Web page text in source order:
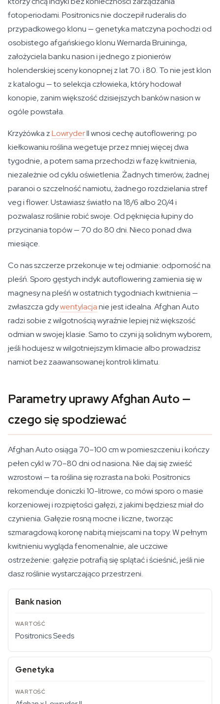
fotoperiodami. Positronics nie doczepił ruderalis do
przypadkowego klonu — genetyka matczyna pochodzi od
osobistego afgańskiego klonu Wernarda Bruininga,
założyciela banku nasion i jednego z pionierów
holenderskiej sceny konopnej z lat 70. i 80. To nie jest klon
z katalogu — to selekcja człowieka, który hodował
konopie, zanim większość dzisiejszych banków nasion w
ogóle powstała.
Krzyżówka zLowryderII wnosi cechę autoflowering: po
kiełkowaniu roślina wegetuje przez mniej więcej dwa
tygodnie, a potem sama przechodzi w fazę kwitnienia,
niezależnie od cyklu oświetlenia. Żadnych timerów, żadnej
paranoi o szczelność namiotu, żadnego rozdzielania stref
veg i flower. Ustawiasz światło na 18/6 albo 20/4 i
pozwalasz roślinie robić swoje. Od pęknięcia łupiny do
przycinania topów — 70 do 80 dni. Nieco ponad dwa
miesiące.
Co nas szczerze przekonuje w tej odmianie: odporność na
pleśń. Sporo gęstych indyk autoflowering zamienia się w
magnesy na pleśń w ostatnich tygodniach kwitnienia —
zwłaszcza gdywentylacjanie jest idealna. Afghan Auto
radzi sobie z wilgotnością wyraźnie lepiej niż większość
odmian w swojej klasie. Samo to czyni ją solidnym wyborem,
jeśli hodujesz w wilgotniejszym klimacie albo prowadzisz
namiot bez zaawansowanej kontroli klimatu.
Parametry uprawy Afghan Auto —
czego się spodziewać
Afghan Auto osiąga 70–100 cm w pomieszczeniu i kończy
pełen cykl w 70–80 dni od nasiona. Nie daj się zwieść
wzrostowi — ta roślina się rozrasta na boki. Positronics
rekomenduje doniczki 10-litrowe, co mówi sporo o masie
korzeniowej i rozpiętości gałęzi, z jakimi będziesz miał do
czynienia. Gałęzie rosną mocne i liczne, tworząc
szmaragdową koronę nabitą miejscami na topy. W pełnym
kwitnieniu wygląda fenomenalnie, ale uczciwe
ostrzeżenie: gałęzie potrafią się splątać i ścieśnić, jeśli nie
dasz roślinie wystarczająco przestrzeni.
Bank nasion
Positronics Seeds
Genetyka